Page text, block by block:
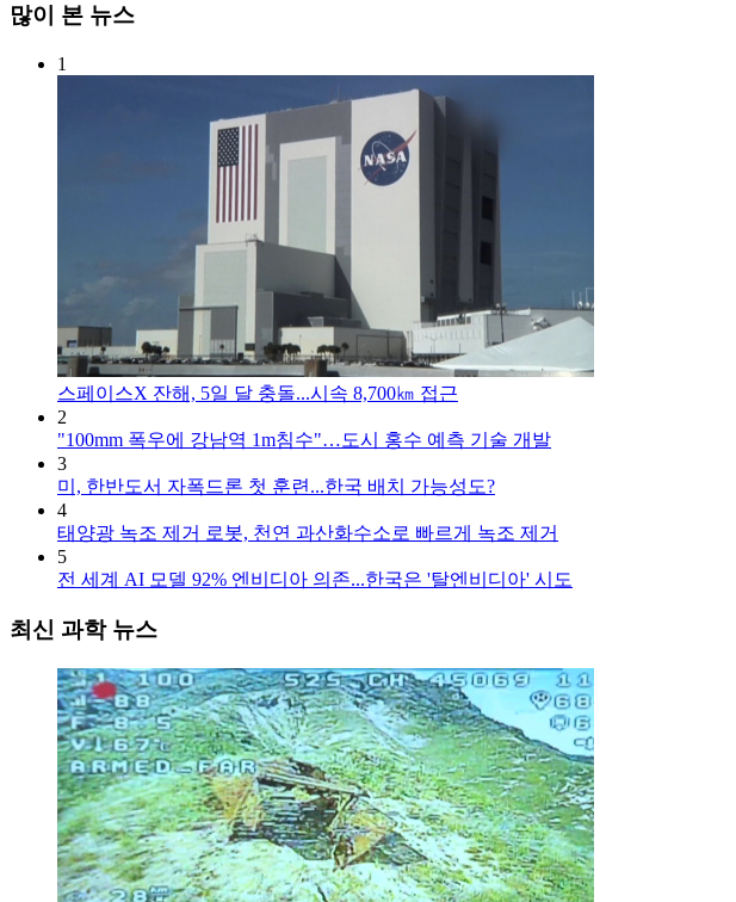
많이 본 뉴스
1
스페이스X 잔해, 5일 달 충돌...시속 8,700㎞ 접근
2
"100mm 폭우에 강남역 1m침수"…도시 홍수 예측 기술 개발
3
미, 한반도서 자폭드론 첫 훈련...한국 배치 가능성도?
4
태양광 녹조 제거 로봇, 천연 과산화수소로 빠르게 녹조 제거
5
전 세계 AI 모델 92% 엔비디아 의존...한국은 '탈엔비디아' 시도
최신 과학 뉴스